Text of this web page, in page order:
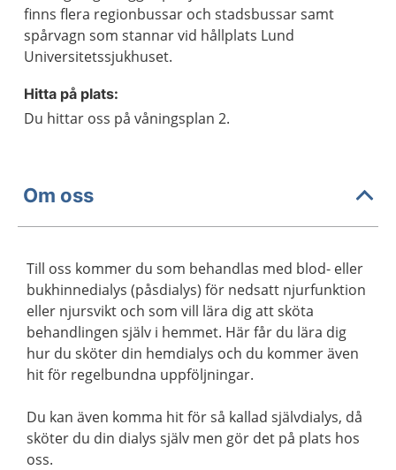
finns flera regionbussar och stadsbussar samt
spårvagn som stannar vid hållplats Lund
Universitetssjukhuset.
Hitta på plats:
Du hittar oss på våningsplan 2.
Om oss
Till oss kommer du som behandlas med blod- eller
bukhinnedialys (påsdialys) för nedsatt njurfunktion
eller njursvikt och som vill lära dig att sköta
behandlingen själv i hemmet. Här får du lära dig
hur du sköter din hemdialys och du kommer även
hit för regelbundna uppföljningar.
Du kan även komma hit för så kallad självdialys, då
sköter du din dialys själv men gör det på plats hos
oss.